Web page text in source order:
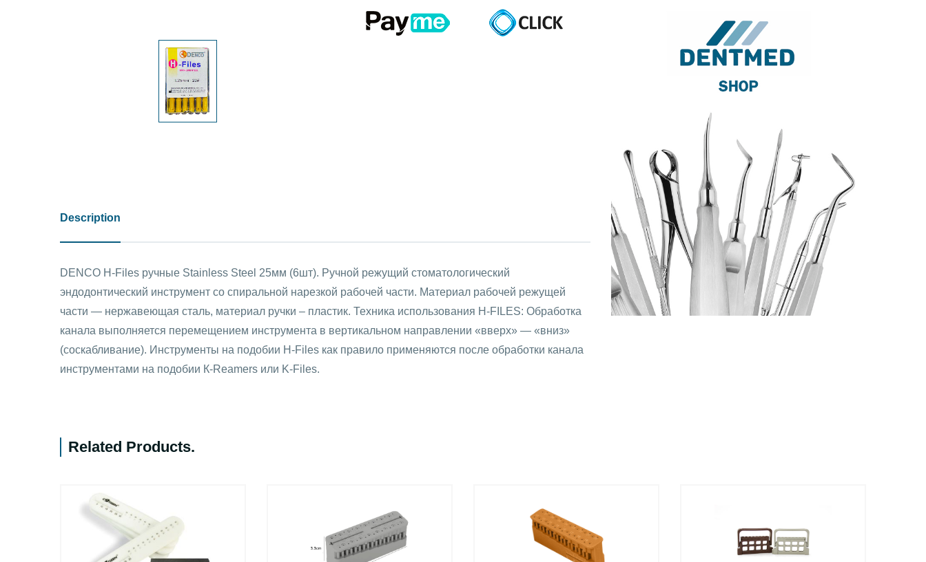
Description
DENCO H-Files ручные Stainless Steel 25мм (6шт). Ручной режущий стоматологический
эндодонтический инструмент со спиральной нарезкой рабочей части. Материал рабочей режущей
части — нержавеющая сталь, материал ручки – пластик. Техника использования H-FILES: Обработка
канала выполняется перемещением инструмента в вертикальном направлении «вверх» — «вниз»
(соскабливание). Инструменты на подобии H-Files как правило применяются после обработки канала
инструментами на подобии К-Reamers или K-Files.
Related Products.